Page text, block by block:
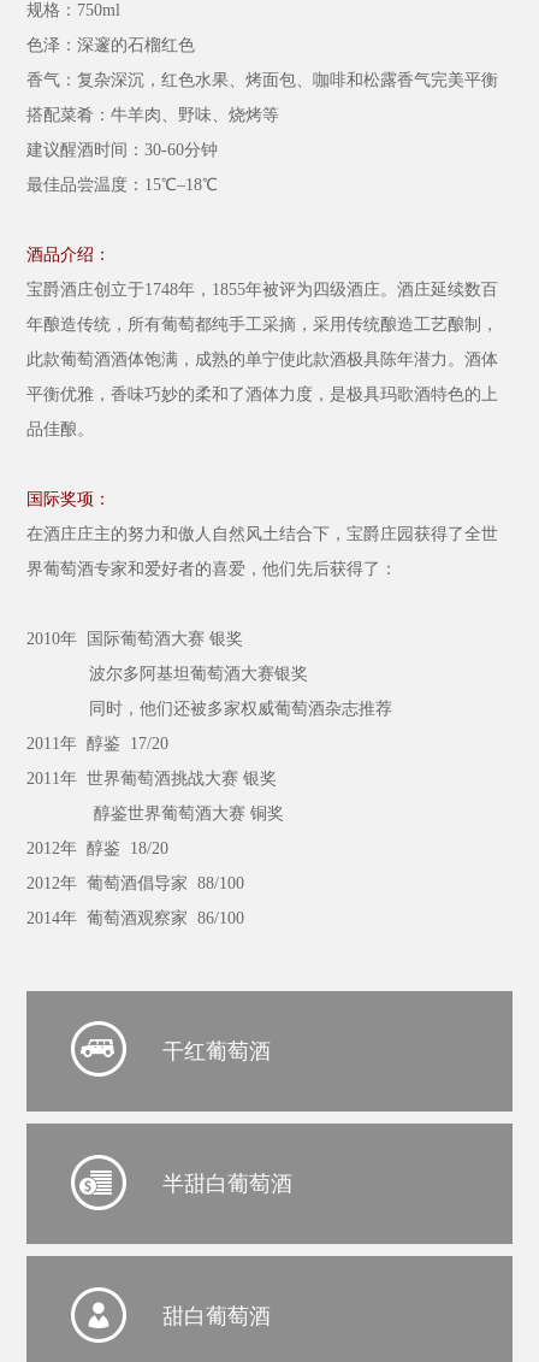
规格： 750ml
色泽：深邃的石榴红色
香气：复杂深沉，红色水果、烤面包、咖啡和松露香气完美平衡
搭配菜肴：牛羊肉、野味、烧烤等
建议醒酒时间：30-60分钟
最佳品尝温度： 15℃–18℃
酒品介绍：
宝爵酒庄创立于1748年，1855年被评为四级酒庄。酒庄延续数百
年酿造传统，所有葡萄都纯手工采摘，采用传统酿造工艺酿制，
此款葡萄酒酒体饱满，成熟的单宁使此款酒极具陈年潜力。酒体
平衡优雅，香味巧妙的柔和了酒体力度，是极具玛歌酒特色的上
品佳酿。
国际奖项：
在酒庄庄主的努力和傲人自然风土结合下，宝爵庄园获得了全世
界葡萄酒专家和爱好者的喜爱，他们先后获得了：
2010年 国际葡萄酒大赛 银奖
波尔多阿基坦葡萄酒大赛银奖
同时，他们还被多家权威葡萄酒杂志推荐
2011年 醇鉴 17/20
2011年 世界葡萄酒挑战大赛 银奖
醇鉴世界葡萄酒大赛 铜奖
2012年 醇鉴 18/20
2012年 葡萄酒倡导家 88/100
2014年 葡萄酒观察家 86/100
干红葡萄酒
半甜白葡萄酒
甜白葡萄酒